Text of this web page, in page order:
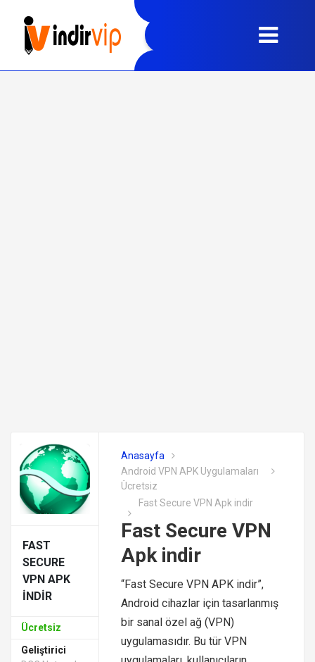
FAST
SECURE
VPN APK
INDIR
Ücretsiz
Geliştirici
Anasayfa
Android VPN APK Uygulamaları
Ücretsiz
Fast Secure VPN Apk indir
Fast Secure VPN
Apk indir
“Fast Secure VPN APK indir”,
Android cihazlar için tasarlanmış
bir sanal özel ağ (VPN)
uygulamasıdır. Bu tür VPN